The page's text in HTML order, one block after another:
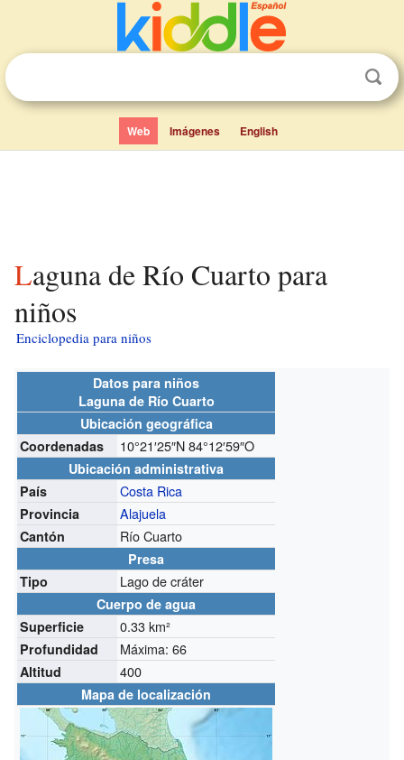
Web Imágenes English
Laguna de Río Cuarto para
niños
Enciclopedia para niños
Datos para niños
Laguna de Río Cuarto
Ubicación geográfica
Coordenadas
10°21′25″N84°12′59″O
Ubicación administrativa
País
Costa Rica
Provincia Alajuela
Cantón Río Cuarto
Presa
Tipo
Lago de cráter
Cuerpo de agua
Superficie
0.33 km²
Profundidad Máxima: 66
Altitud 400
Mapa de localización